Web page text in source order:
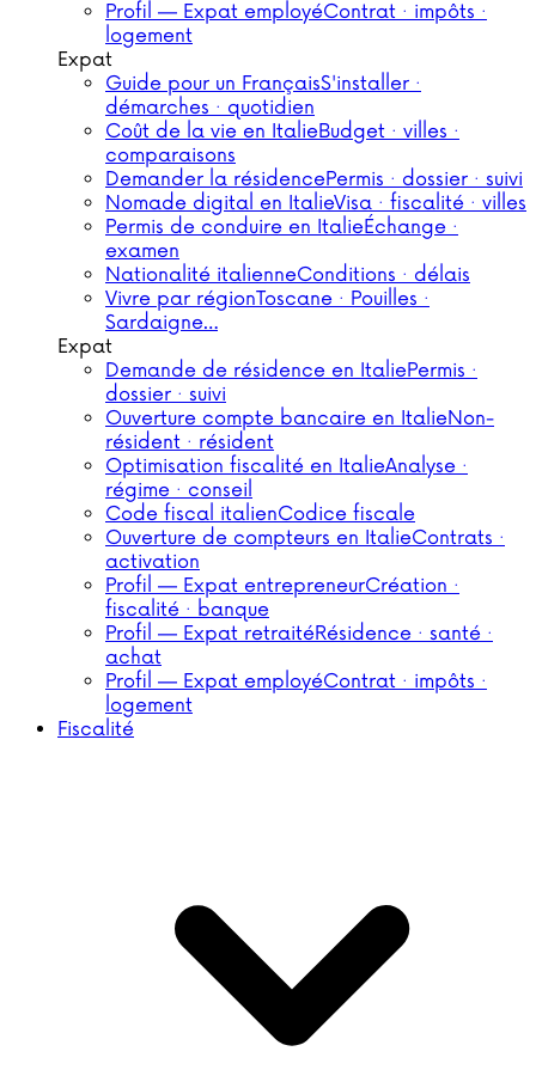
Profil — Expat employéContrat · impôts ·
logement
Expat
Guide pour un FrançaisS'installer ·
démarches · quotidien
Coût de la vie en ItalieBudget · villes ·
comparaisons
Demander la résidencePermis · dossier · suivi
Nomade digital en ItalieVisa · fiscalité · villes
Permis de conduire en ItalieÉchange ·
examen
Nationalité italienneConditions · délais
Vivre par régionToscane · Pouilles ·
Sardaigne…
Expat
Demande de résidence en ItaliePermis ·
dossier · suivi
Ouverture compte bancaire en ItalieNon-
résident · résident
Optimisation fiscalité en ItalieAnalyse ·
régime · conseil
Code fiscal italienCodice fiscale
Ouverture de compteurs en ItalieContrats ·
activation
Profil — Expat entrepreneurCréation ·
fiscalité · banque
Profil — Expat retraitéRésidence · santé ·
achat
Profil — Expat employéContrat · impôts ·
logement
Fiscalité